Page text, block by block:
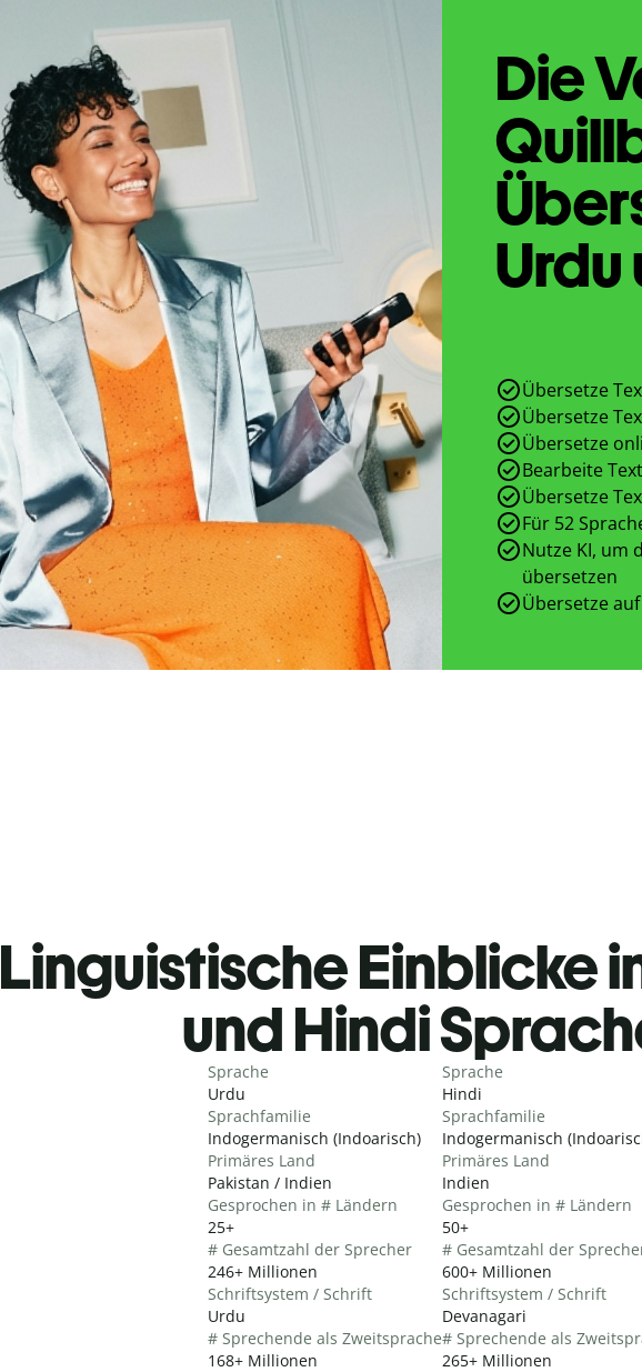
Die
Urdu
Übersetze
Übersetze
Übersetze
Bearbeite
Übersetze
Für 52
Nutze KI, um
übersetzen
Übersetze
Linguistische Einblicke
und Hindi
Sprache
Urdu
Sprachfamilie
Indogermanisch (Indoarisch)
Primäres Land
Pakistan / Indien
Gesprochen in # Ländern
25+
# Gesamtzahl der Sprecher
246+ Millionen
Schriftsystem / Schrift
Urdu
# Sprechende als Zweitsprache
168+ Millionen
Sprache
Hindi
Sprachfamilie
Indogermanisch
Primäres Land
Indien
Gesprochen in # Ländern
50+
# Gesamtzahl der
600+ Millionen
Schriftsystem / Schrift
Devanagari
# Sprechende als
265+ Millionen